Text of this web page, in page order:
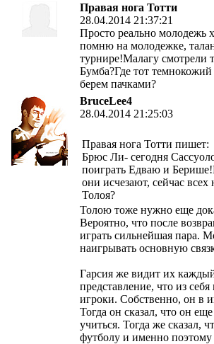
Правая нога Тотти
28.04.2014 21:37:21
Просто реально молодежь
помню на молодежке,
турнире!Малагу смотрели
Бумба?Где тот
берем пачками?
BruceLee4
28.04.2014 21:25:03
Правая нога Тотти пишет:
Брюс Ли- сегодня
поиграть Едваю и
они исчезают, сейчас
Толоя?
Толою тоже нужно еще
Вероятно, что после
играть сильнейшая пара.
наигрывать основную
Гарсия же видит их
представление, что из
игроки. Собственно, он в
Тогда он сказал, что он
учиться. Тогда же сказал,
футболу и именно поэтому